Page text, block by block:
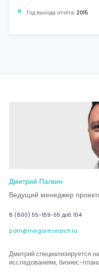
Год выхода отчёта: 2015
Дмитрий Палкин
Ведущий менеджер
8 (800) 55-189-55 доб. 104
pdm@megaresearch.ru
Дмитрий специализируется
исследованиям, бизнес-